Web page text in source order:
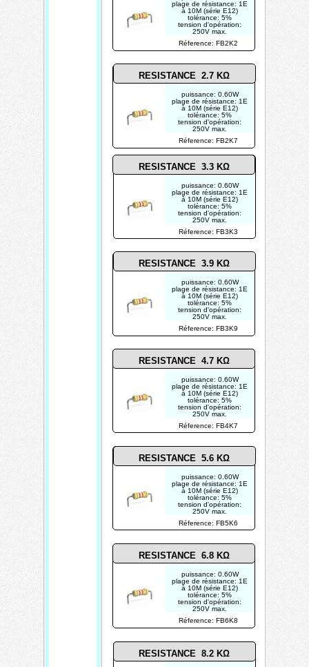
Réference: FB2K2
Réference: FB2K7
Réference: FB3K9
Réference: FB3K3
Réference: FB4K7
Réference: FB5K6
plage de résistance: 1E
à 10M (série E12)
tolérance: 5%
tension d'opération:
250V max.
puissance: 0.60W
plage de résistance: 1E
à 10M (série E12)
tolérance: 5%
tension d'opération:
250V max.
puissance: 0.60W
plage de résistance: 1E
à 10M (série E12)
tolérance: 5%
tension d'opération:
250V max.
puissance: 0.60W
plage de résistance: 1E
à 10M (série E12)
tolérance: 5%
tension d'opération:
250V max.
puissance: 0.60W
plage de résistance: 1E
à 10M (série E12)
tolérance: 5%
tension d'opération:
250V max.
puissance: 0.60W
plage de résistance: 1E
à 10M (série E12)
tolérance: 5%
tension d'opération:
250V max.
RESISTANCE 2.7 KΩ
RESISTANCE 3.3 KΩ
RESISTANCE 3.9 KΩ
RESISTANCE 4.7 KΩ
RESISTANCE 5.6 KΩ
Réference: FB6K8
puissance: 0.60W
plage de résistance: 1E
à 10M (série E12)
tolérance: 5%
tension d'opération:
250V max.
RESISTANCE 6.8 KΩ
RESISTANCE 8.2 KΩ